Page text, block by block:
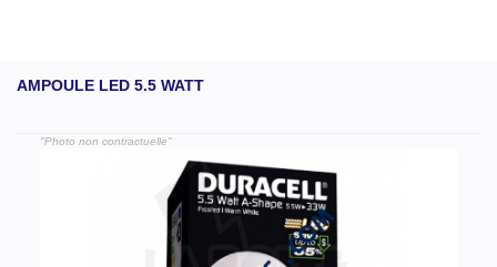
AMPOULE LED 5.5 WATT
"Photo non contractuelle"